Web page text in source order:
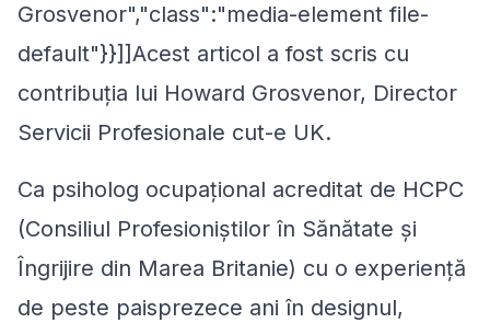
Grosvenor","class":"media-element file-
default"}}]]Acest articol a fost scris cu
contribuția lui Howard Grosvenor, Director
Servicii Profesionale cut-e UK.
Ca psiholog ocupațional acreditat de HCPC
(Consiliul Profesioniștilor în Sănătate și
Îngrijire din Marea Britanie) cu o experiență
de peste paisprezece ani în designul,